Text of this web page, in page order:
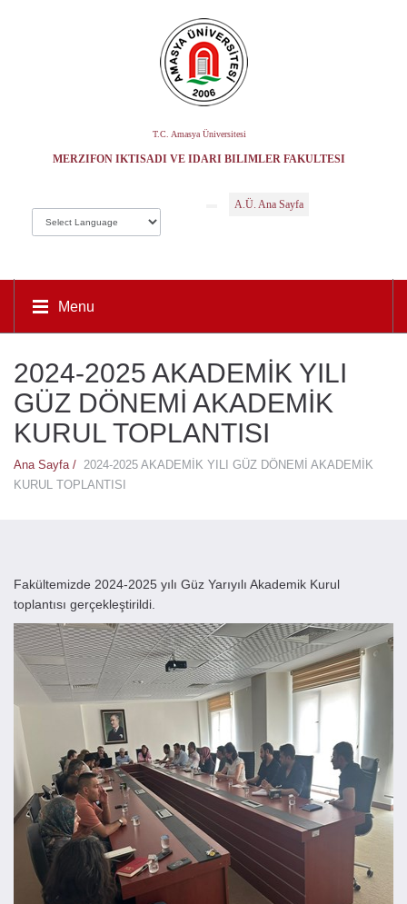
T.C. Amasya Üniversitesi
MERZIFON İKTISADI VE İDARI BILIMLER FAKÜLTESI
A.Ü. Ana Sayfa
Menu
2024-2025 AKADEMİK YILI
GÜZ DÖNEMİ AKADEMİK
KURUL TOPLANTISI
Ana Sayfa / 2024-2025 AKADEMİK YILI GÜZ DÖNEMİ AKADEMİK
KURUL TOPLANTISI
Fakültemizde 2024-2025 yılı Güz Yarıyılı Akademik Kurul
toplantısı gerçekleştirildi.